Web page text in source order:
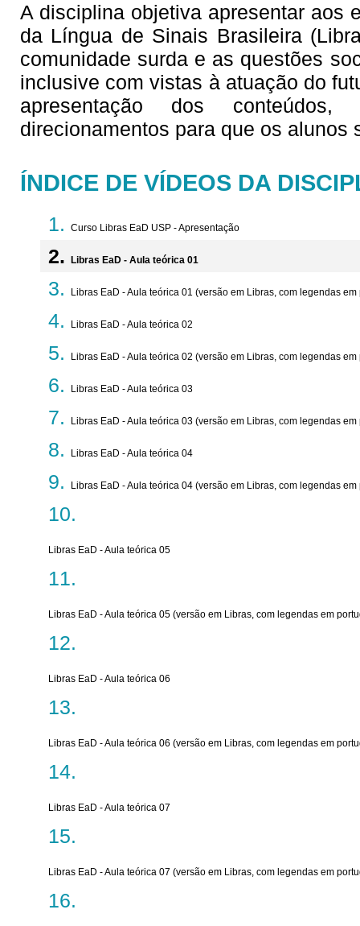
A disciplina objetiva apresentar aos
da Língua de Sinais Brasileira
comunidade surda e as questões
inclusive com vistas à atuação do
apresentação dos
direcionamentos para que os alunos
ÍNDICE DE VÍDEOS DA
Curso Libras EaD USP - Apresentação
Libras EaD - Aula teórica 01
Libras EaD - Aula teórica 01 (versão em Libras, com legendas em
Libras EaD - Aula teórica 02
Libras EaD - Aula teórica 02 (versão em Libras, com legendas em
Libras EaD - Aula teórica 03
Libras EaD - Aula teórica 03 (versão em Libras, com legendas em
Libras EaD - Aula teórica 04
Libras EaD - Aula teórica 04 (versão em Libras, com legendas em
Libras EaD - Aula teórica 05
Libras EaD - Aula teórica 05 (versão em Libras, com legendas em
Libras EaD - Aula teórica 06
Libras EaD - Aula teórica 06 (versão em Libras, com legendas em
Libras EaD - Aula teórica 07
Libras EaD - Aula teórica 07 (versão em Libras, com legendas em